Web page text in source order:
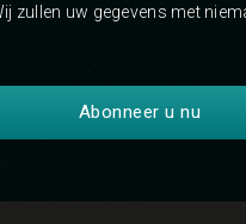
zullen uw gegevens met